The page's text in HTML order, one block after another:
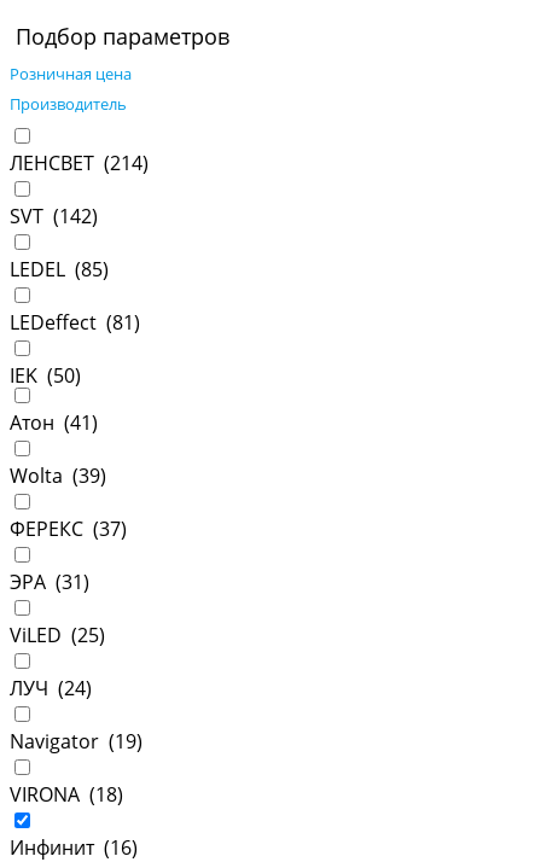
Подбор параметров
Розничная цена
Производитель
ЛЕНСВЕТ (214)
SVT (142)
LEDEL (85)
LEDeffect (81)
IEK (50)
Атон (41)
Wolta (39)
ФЕРЕКС (37)
ЭРА (31)
ViLED (25)
ЛУЧ (24)
Navigator (19)
VIRONA (18)
Инфинит (16)